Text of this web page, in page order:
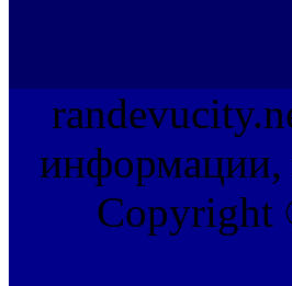
информации,
Copyright